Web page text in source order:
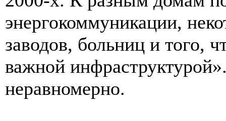
энергокоммуникации,
заводов, больниц и того,
важной
неравномерно.